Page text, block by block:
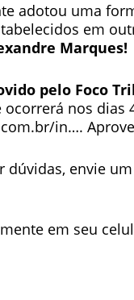
adotou uma
em
Marques!
pelo Foco
ocorrerá nos dias
in….
dúvidas, envie
em seu